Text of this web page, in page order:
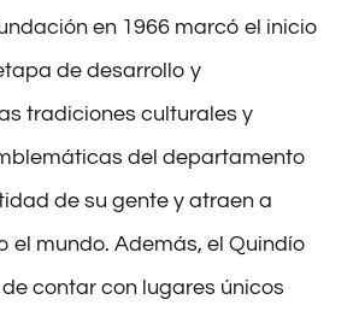
en 1966 marcó el inicio
de desarrollo y
tradiciones culturales y
del departamento
de su gente y atraen a
el mundo. Además, el Quindío
contar con lugares únicos